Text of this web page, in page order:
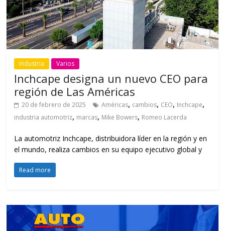
Industria Varios
Inchcape designa un nuevo CEO para
región de Las Américas
20 de febrero de 2025 Américas, cambios, CEO, Inchcape,
industria automotriz, marcas, Mike Bowers, Romeo Lacerda
La automotriz Inchcape, distribuidora líder en la región y en
el mundo, realiza cambios en su equipo ejecutivo global y
Read more